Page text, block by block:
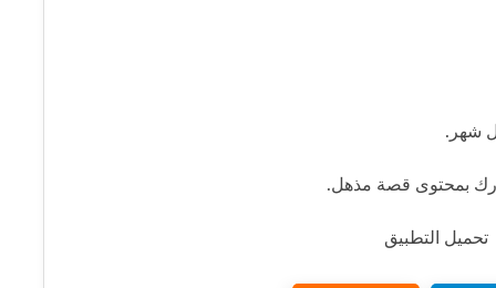
شهر.
بمحتوى قصة مذهل.
تحميل التطبيق